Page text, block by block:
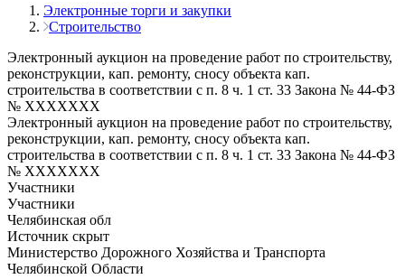
Электронные торги и закупки
Строительство
Электронный аукцион на проведение работ по строительству,
реконструкции, кап. ремонту, сносу объекта кап.
строительства в соответствии с п. 8 ч. 1 ст. 33 Закона № 44-ФЗ
№ XXXXXXX
Электронный аукцион на проведение работ по строительству,
реконструкции, кап. ремонту, сносу объекта кап.
строительства в соответствии с п. 8 ч. 1 ст. 33 Закона № 44-ФЗ
№ XXXXXXX
Участники
Участники
Челябинская обл
Источник скрыт
Министерство Дорожного Хозяйства и Транспорта
Челябинской Области